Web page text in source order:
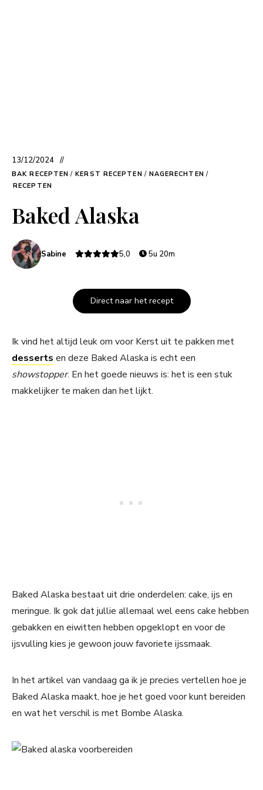
13/12/2024
BAK RECEPTEN / KERST RECEPTEN / NAGERECHTEN /
RECEPTEN
Baked Alaska
Sabine 5,0 5u 20m
Direct naar het recept
Ik vind het altijd leuk om voor Kerst uit te pakken met
desserts en deze Baked Alaska is echt een
showstopper. En het goede nieuws is: het is een stuk
makkelijker te maken dan het lijkt.
Baked Alaska bestaat uit drie onderdelen: cake, ijs en
meringue. Ik gok dat jullie allemaal wel eens cake hebben
gebakken en eiwitten hebben opgeklopt en voor de
ijsvulling kies je gewoon jouw favoriete ijssmaak.
In het artikel van vandaag ga ik je precies vertellen hoe je
Baked Alaska maakt, hoe je het goed voor kunt bereiden
en wat het verschil is met Bombe Alaska.